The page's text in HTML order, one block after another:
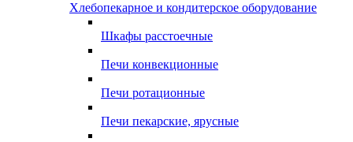
Хлебопекарное и кондитерское оборудование
Шкафы расстоечные
Печи конвекционные
Печи ротационные
Печи пекарские, ярусные